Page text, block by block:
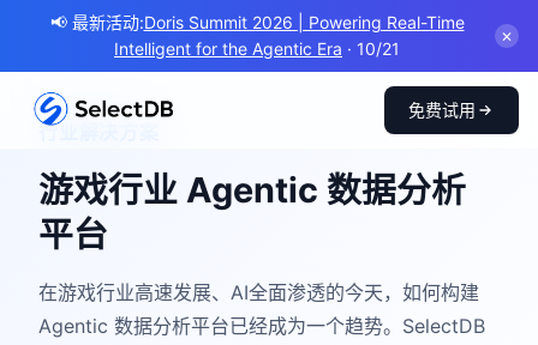
📢 最新活动:Doris Summit 2026 | Powering Real-Time
Intelligent for the Agentic Era · 10/21
✕
免费试用
行业解决方案
游戏行业 Agentic 数据分析
平台
在游戏行业高速发展、AI全面渗透的今天，如何构建
Agentic 数据分析平台已经成为一个趋势。SelectDB